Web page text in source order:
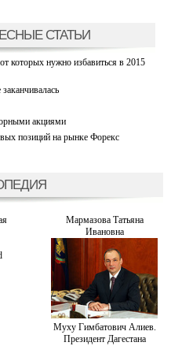
СТАТЬИ
которых нужно избавиться в 2015
акциями
позиций на рынке Форекс
Мармазова Татьяна
Ивановна
Муху Гимбатович Алиев.
Президент Дагестана